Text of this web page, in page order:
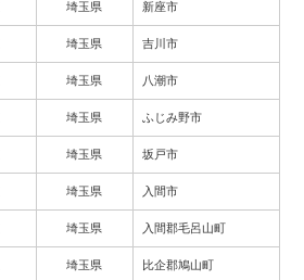
埼玉県 新座市
埼玉県 吉川市
埼玉県 八潮市
埼玉県 ふじみ野市
埼玉県 坂戸市
埼玉県 入間市
埼玉県 入間郡毛呂山町
埼玉県 比企郡鳩山町